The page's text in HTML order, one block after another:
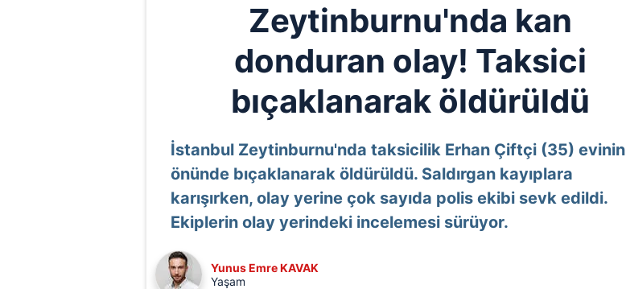
Zeytinburnu'nda kan
donduran olay! Taksici
bıçaklanarak öldürüldü
İstanbul Zeytinburnu'nda taksicilik Erhan Çiftçi (35) evinin
önünde bıçaklanarak öldürüldü. Saldırgan kayıplara
karışırken, olay yerine çok sayıda polis ekibi sevk edildi.
Ekiplerin olay yerindeki incelemesi sürüyor.
Yunus Emre KAVAK
Yaşam